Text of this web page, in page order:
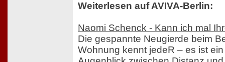
Weiterlesen auf AVIVA-Berlin:
Naomi Schenck - Kann ich mal
Die gespannte Neugierde beim
Wohnung kennt jedeR – es ist